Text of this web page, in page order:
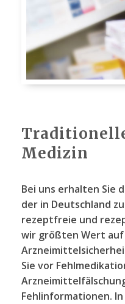
Medizin
Bei uns erhalten Sie
der in Deutschland
rezeptfreie und
wir größten Wert auf
Sie vor
Fehlinformationen.